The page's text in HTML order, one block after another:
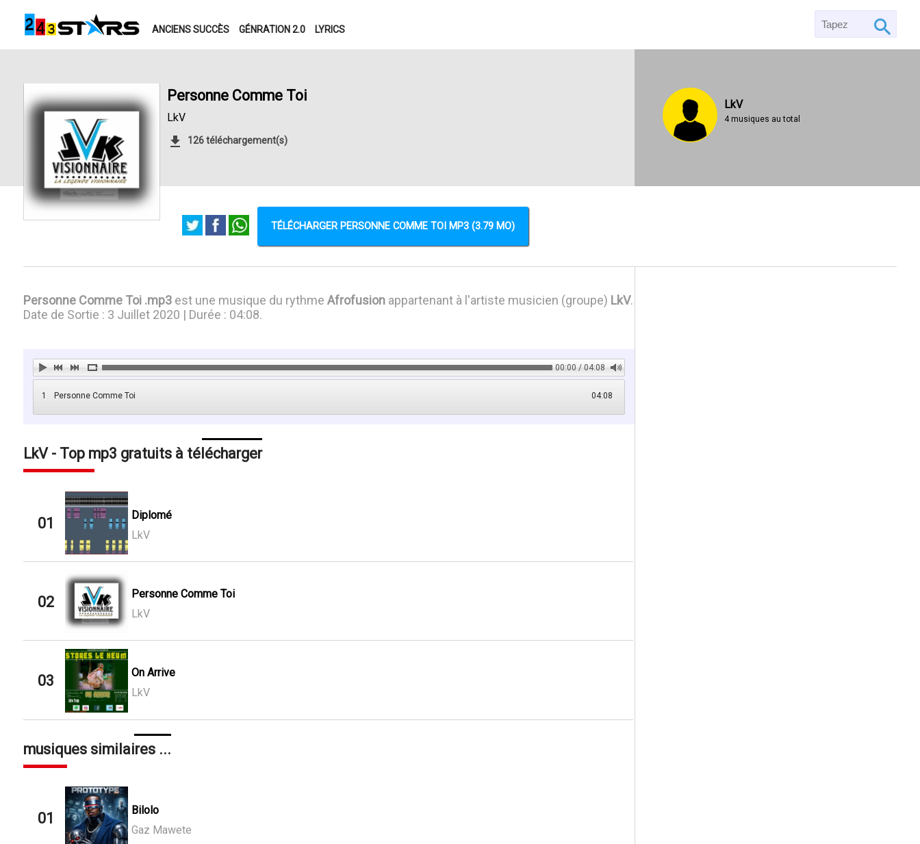
ANCIENS SUCCÈS GÉNRATION 2.0 LYRICS
Personne Comme Toi
LkV
126 téléchargement(s)
LkV
4 musiques au total
TÉLÉCHARGER PERSONNE COMME TOI MP3 (3.79 MO)
Personne Comme Toi .mp3est une musique du rythme Afrofusionappartenant à l'artiste musicien (groupe) LkV.
Date de Sortie : 3 Juillet 2020 | Durée : 04:08.
00:00 / 04:08
1 04:08
Personne Comme Toi
LkV - Top mp3 gratuits à télécharger
01
Diplomé
LkV
02
Personne Comme Toi
LkV
03
On Arrive
LkV
musiques similaires ...
01
Bilolo
Gaz Mawete